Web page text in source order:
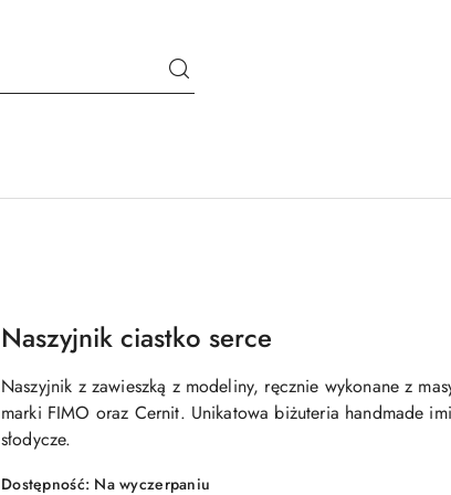
Naszyjnik ciastko serce
Naszyjnik z zawieszką z modeliny, ręcznie wykonane z
marki FIMO oraz Cernit. Unikatowa biżuteria handmade
słodycze.
Dostępność: Na wyczerpaniu